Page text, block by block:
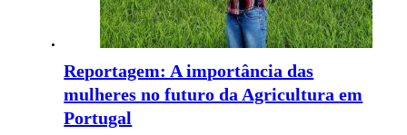
Reportagem: A importância das
mulheres no futuro da Agricultura em
Portugal